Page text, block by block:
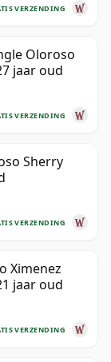
VERZENDING
Oloroso
jaar oud
VERZENDING
Sherry
VERZENDING
Ximenez
jaar oud
VERZENDING